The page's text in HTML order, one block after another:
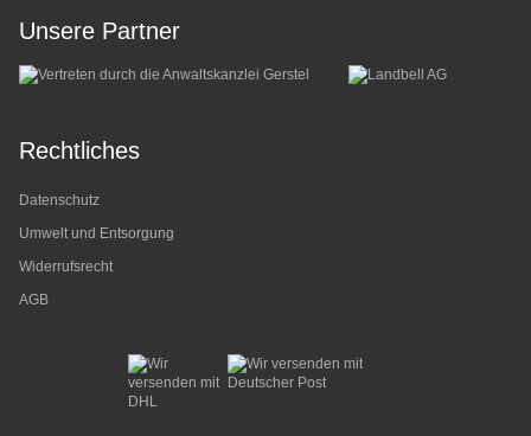
Unsere Partner
Rechtliches
Datenschutz
Umwelt und Entsorgung
Widerrufsrecht
AGB